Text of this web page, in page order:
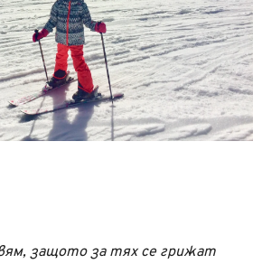
защото за тях се грижат